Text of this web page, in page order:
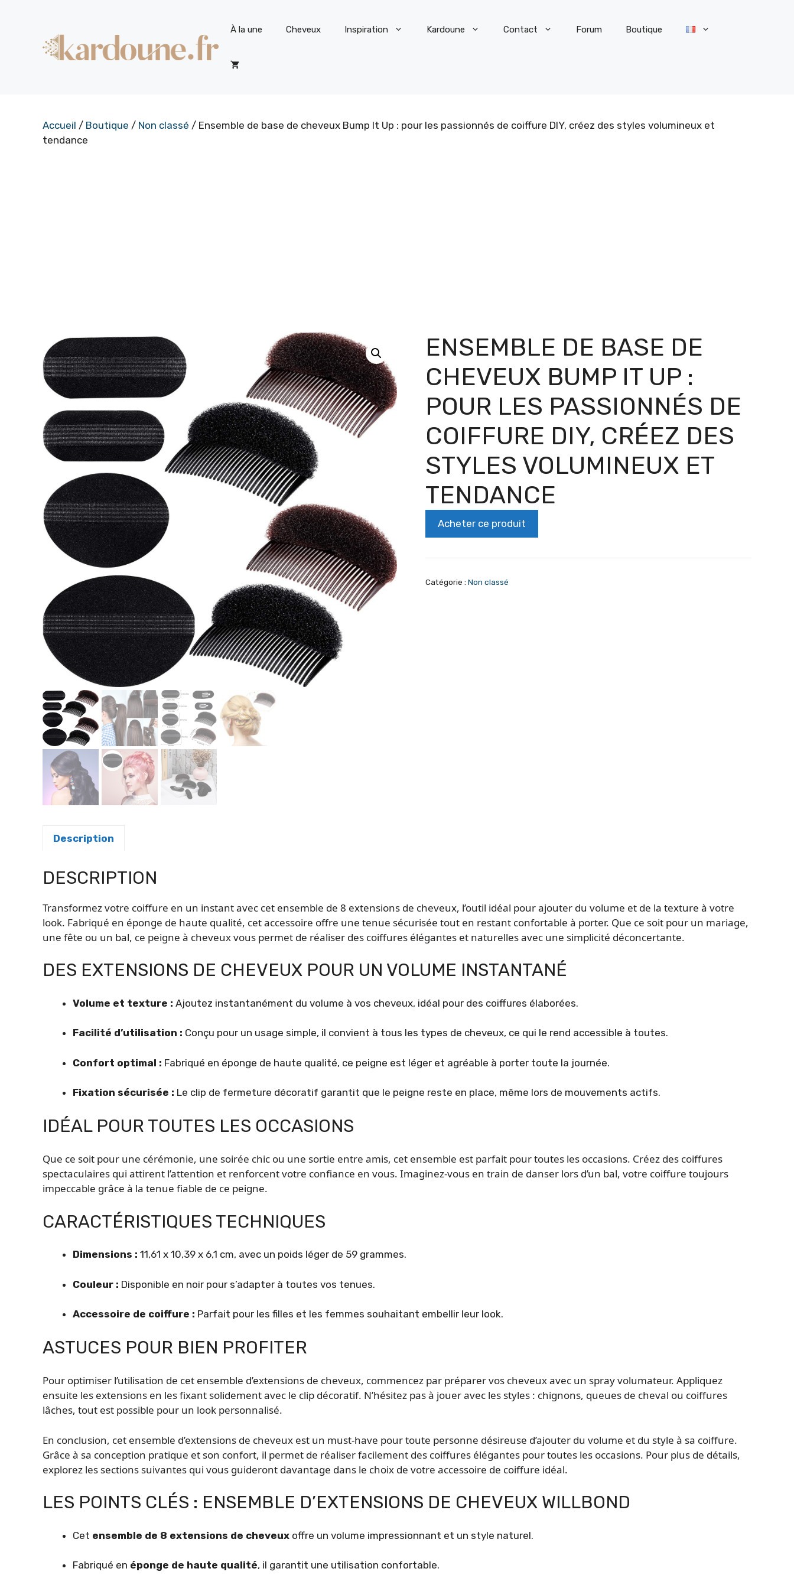
À la une Cheveux Inspiration Kardoune Contact Forum Boutique
Accueil / Boutique / Non classé / Ensemble de base de cheveux Bump It Up : pour les passionnés de coiffure DIY, créez des styles volumineux et
tendance
ENSEMBLE DE BASE DE
CHEVEUX BUMP IT UP :
POUR LES PASSIONNÉS DE
COIFFURE DIY, CRÉEZ DES
STYLES VOLUMINEUX ET
TENDANCE
Acheter ce produit
Catégorie : Non classé
Description
DESCRIPTION
Transformez votre coiffure en un instant avec cet ensemble de 8 extensions de cheveux, l’outil idéal pour ajouter du volume et de la texture à votre
look. Fabriqué en éponge de haute qualité, cet accessoire offre une tenue sécurisée tout en restant confortable à porter. Que ce soit pour un mariage,
une fête ou un bal, ce peigne à cheveux vous permet de réaliser des coiffures élégantes et naturelles avec une simplicité déconcertante.
DES EXTENSIONS DE CHEVEUX POUR UN VOLUME INSTANTANÉ
Volume et texture : Ajoutez instantanément du volume à vos cheveux, idéal pour des coiffures élaborées.
Facilité d’utilisation : Conçu pour un usage simple, il convient à tous les types de cheveux, ce qui le rend accessible à toutes.
Confort optimal : Fabriqué en éponge de haute qualité, ce peigne est léger et agréable à porter toute la journée.
Fixation sécurisée : Le clip de fermeture décoratif garantit que le peigne reste en place, même lors de mouvements actifs.
IDÉAL POUR TOUTES LES OCCASIONS
Que ce soit pour une cérémonie, une soirée chic ou une sortie entre amis, cet ensemble est parfait pour toutes les occasions. Créez des coiffures
spectaculaires qui attirent l’attention et renforcent votre confiance en vous. Imaginez-vous en train de danser lors d’un bal, votre coiffure toujours
impeccable grâce à la tenue fiable de ce peigne.
CARACTÉRISTIQUES TECHNIQUES
Dimensions : 11,61 x 10,39 x 6,1 cm, avec un poids léger de 59 grammes.
Couleur : Disponible en noir pour s’adapter à toutes vos tenues.
Accessoire de coiffure : Parfait pour les filles et les femmes souhaitant embellir leur look.
ASTUCES POUR BIEN PROFITER
Pour optimiser l’utilisation de cet ensemble d’extensions de cheveux, commencez par préparer vos cheveux avec un spray volumateur. Appliquez
ensuite les extensions en les fixant solidement avec le clip décoratif. N’hésitez pas à jouer avec les styles : chignons, queues de cheval ou coiffures
lâches, tout est possible pour un look personnalisé.
En conclusion, cet ensemble d’extensions de cheveux est un must-have pour toute personne désireuse d’ajouter du volume et du style à sa coiffure.
Grâce à sa conception pratique et son confort, il permet de réaliser facilement des coiffures élégantes pour toutes les occasions. Pour plus de détails,
explorez les sections suivantes qui vous guideront davantage dans le choix de votre accessoire de coiffure idéal.
LES POINTS CLÉS : ENSEMBLE D’EXTENSIONS DE CHEVEUX WILLBOND
Cet ensemble de 8 extensions de cheveux offre un volume impressionnant et un style naturel.
Fabriqué en éponge de haute qualité, il garantit une utilisation confortable.